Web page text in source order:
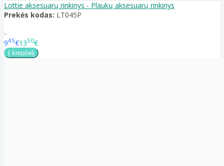
Lottie aksesuarų rinkinys - Plaukų aksesuarų rinkinys
Prekės kodas: LT045P
..
945€1350€